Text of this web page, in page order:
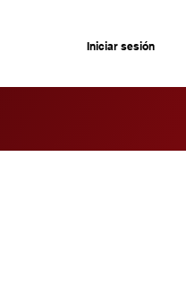
Iniciar sesión